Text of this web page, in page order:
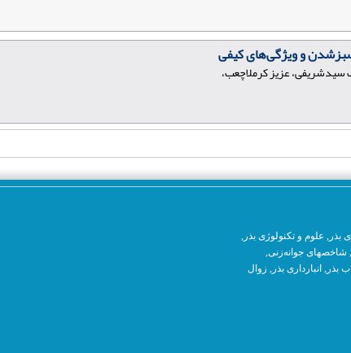
و ویژگی‌های کیفی
سیدشریفی، عزیز کرملاچعب،
بذر , علوم و تکنولوژی بذر ,
شاخصهای جوانه‌زنی,
بذر, انبارداری بذر , زوال